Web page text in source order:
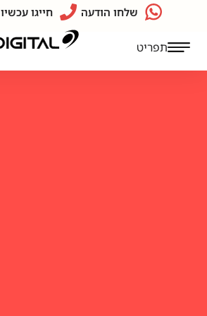
תפריט
שלחו הודעה חייגו עכשיו